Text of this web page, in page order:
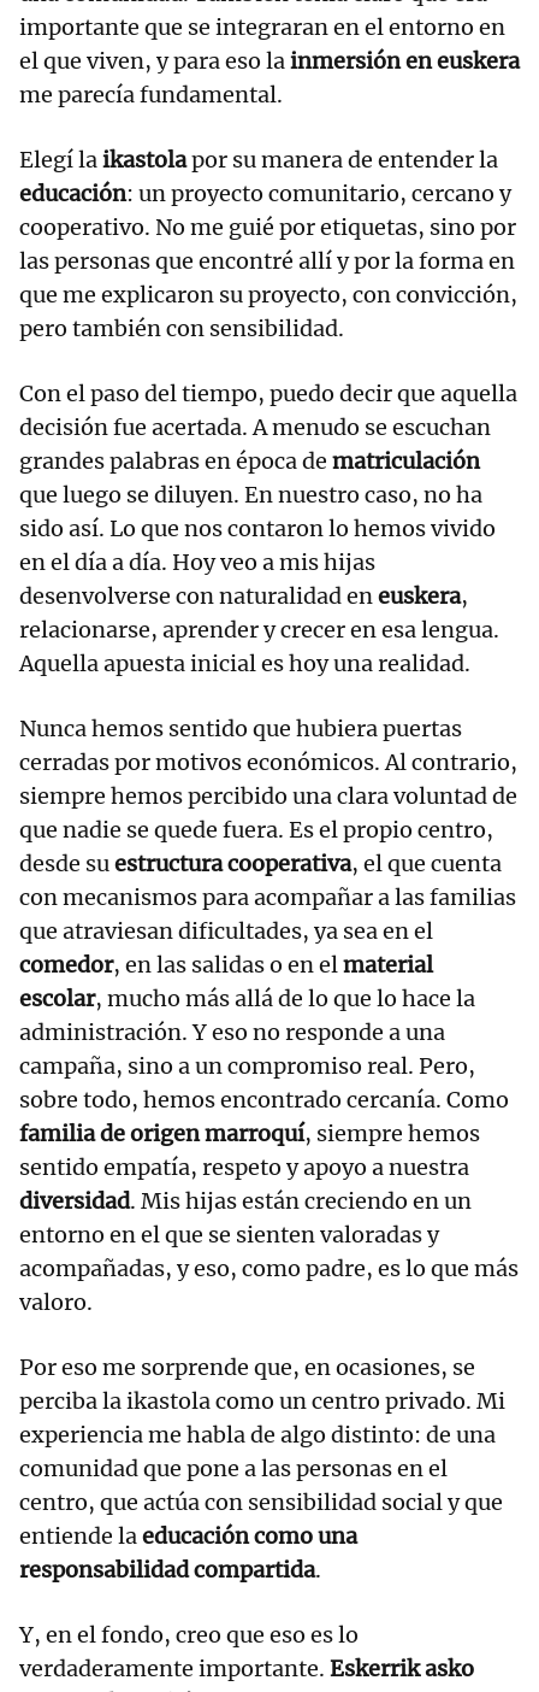
importante que se integraran en el entorno en
el que viven, y para eso lainmersión en euskera
me parecía fundamental.
Elegí laikastolapor su manera de entender la
educación: un proyecto comunitario, cercano y
cooperativo. No me guié por etiquetas, sino por
las personas que encontré allí y por la forma en
que me explicaron su proyecto, con convicción,
pero también con sensibilidad.
Con el paso del tiempo, puedo decir que aquella
decisión fue acertada. A menudo se escuchan
grandes palabras en época de matriculación
que luego se diluyen. En nuestro caso, no ha
sido así. Lo que nos contaron lo hemos vivido
en el día a día. Hoy veo a mis hijas
desenvolverse con naturalidad eneuskera,
relacionarse, aprender y crecer en esa lengua.
Aquella apuesta inicial es hoy una realidad.
Nunca hemos sentido que hubiera puertas
cerradas por motivos económicos. Al contrario,
siempre hemos percibido una clara voluntad de
que nadie se quede fuera. Es el propio centro,
desde suestructura cooperativa, el que cuenta
con mecanismos para acompañar a las familias
que atraviesan dificultades, ya sea en el
comedor, en las salidas o en elmaterial
escolar, mucho más allá de lo que lo hace la
administración. Y eso no responde a una
campaña, sino a un compromiso real. Pero,
sobre todo, hemos encontrado cercanía. Como
familia de origen marroquí, siempre hemos
sentido empatía, respeto y apoyo a nuestra
diversidad. Mis hijas están creciendo en un
entorno en el que se sienten valoradas y
acompañadas, y eso, como padre, es lo que más
valoro.
Por eso me sorprende que, en ocasiones, se
perciba la ikastola como un centro privado. Mi
experiencia me habla de algo distinto: de una
comunidad que pone a las personas en el
centro, que actúa con sensibilidad social y que
entiende laeducación como una
responsabilidad compartida.
Y, en el fondo, creo que eso es lo
verdaderamente importante. Eskerrik asko